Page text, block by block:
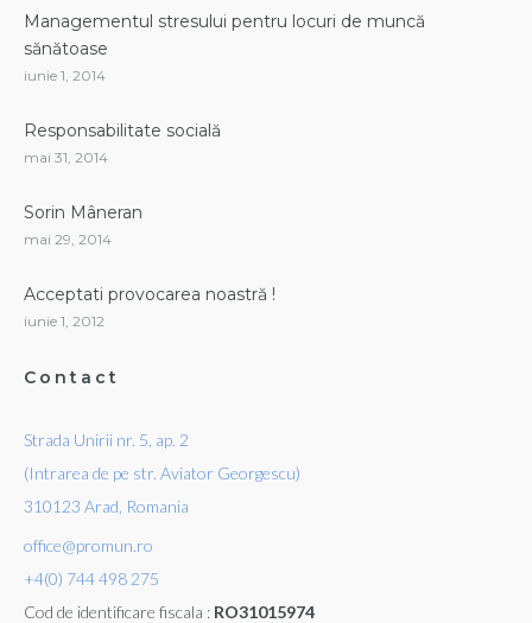
Managementul stresului pentru locuri de muncă
sănătoase
iunie 1, 2014
Responsabilitate socială
mai 31, 2014
Sorin Mâneran
mai 29, 2014
Acceptati provocarea noastră !
iunie 1, 2012
Contact
Strada Unirii nr. 5, ap. 2
(Intrarea de pe str. Aviator Georgescu)
310123 Arad, Romania
office@promun.ro
+4(0) 744 498 275
Cod de identificare fiscala : RO31015974